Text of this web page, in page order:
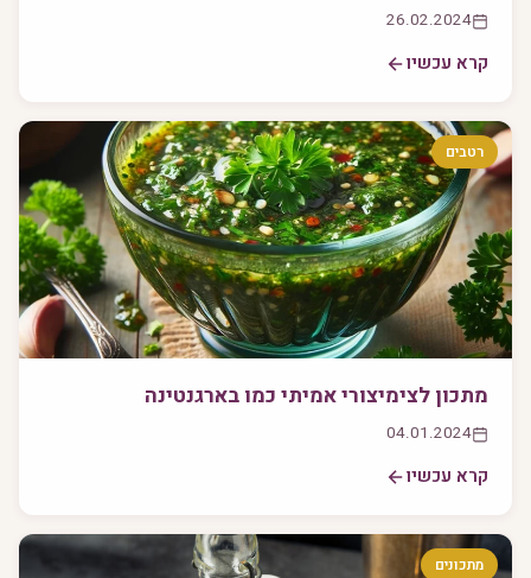
26.02.2024
קרא עכשיו
רטבים
מתכון לצימיצורי אמיתי כמו בארגנטינה
04.01.2024
קרא עכשיו
מתכונים